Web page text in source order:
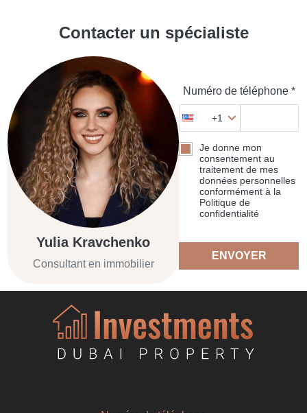
Contacter un spécialiste
Yulia Kravchenko
Consultant en immobilier
Numéro de téléphone *
+1
Je donne mon
consentement au
traitement de mes
données personnelles
conformément à la
Politique de
confidentialité
ENVOYER